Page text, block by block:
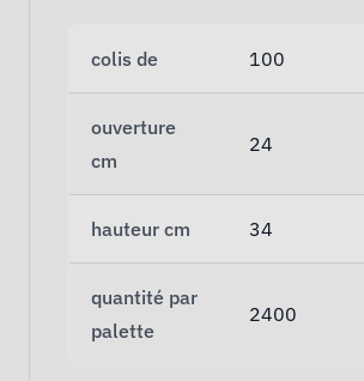
colis de 100
ouverture
cm
24
hauteur cm 34
quantité par
palette
2400